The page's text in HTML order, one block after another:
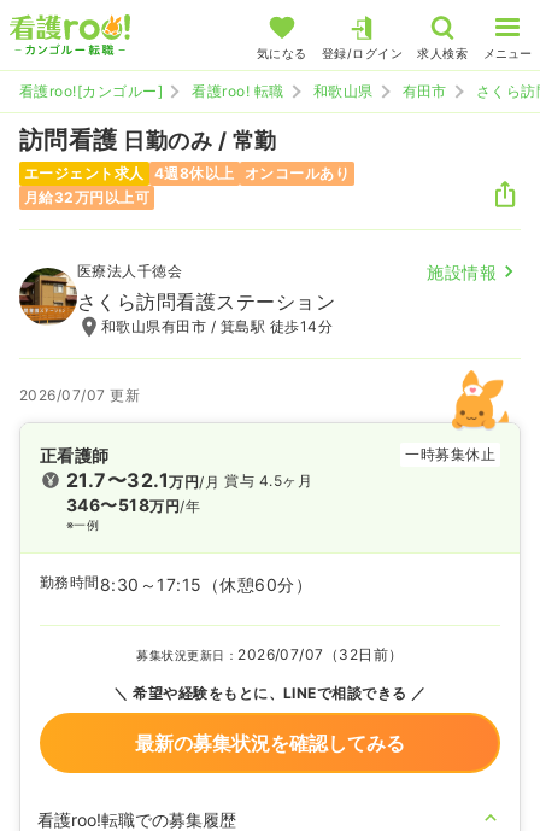
気になる 登録/ログイン 求人検索 メニュー
看護roo![カンゴルー] 看護roo! 転職 和歌山県 有田市 さくら
訪問看護 日勤のみ / 常勤
エージェント求人 4週8休以上
オンコールあり
月給32万円以上可
医療法人千徳会 施設情報
さくら訪問看護ステーション
和歌山県有田市 / 箕島駅 徒歩14分
2026/07/07 更新
正看護師 一時募集休止
21.7〜32.1万円/月
346〜518万円/年
※一例
賞与 4.5ヶ月
勤務時間 8:30～17:15 （休憩60分）
募集状況更新日： 2026/07/07（32日前）
希望や経験をもとに、LINEで相談できる
最新の募集状況を確認してみる
看護roo!転職での募集履歴